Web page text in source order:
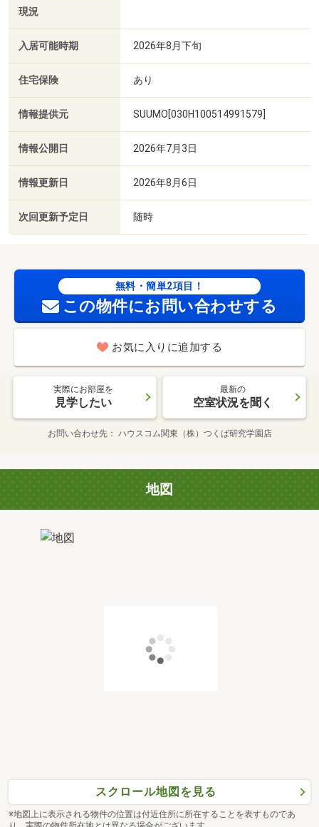
現況
入居可能時期 2026年8月下旬
住宅保険 あり
情報提供元 SUUMO[030H100514991579]
情報公開日 2026年7月3日
情報更新日 2026年8月6日
次回更新予定日 随時
無料・簡単2項目！
この物件にお問い合わせする
お気に入りに追加する
実際にお部屋を
見学したい
最新の
空室状況を聞く
お問い合わせ先 ハウスコム関東（株）つくば研究学園店
地図
スクロール地図を見る
※地図上に表示される物件の位置は付近住所に所在することを表すものであ